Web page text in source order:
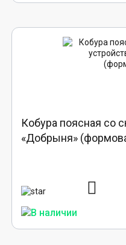
Кобура поясная со
«Добрыня»